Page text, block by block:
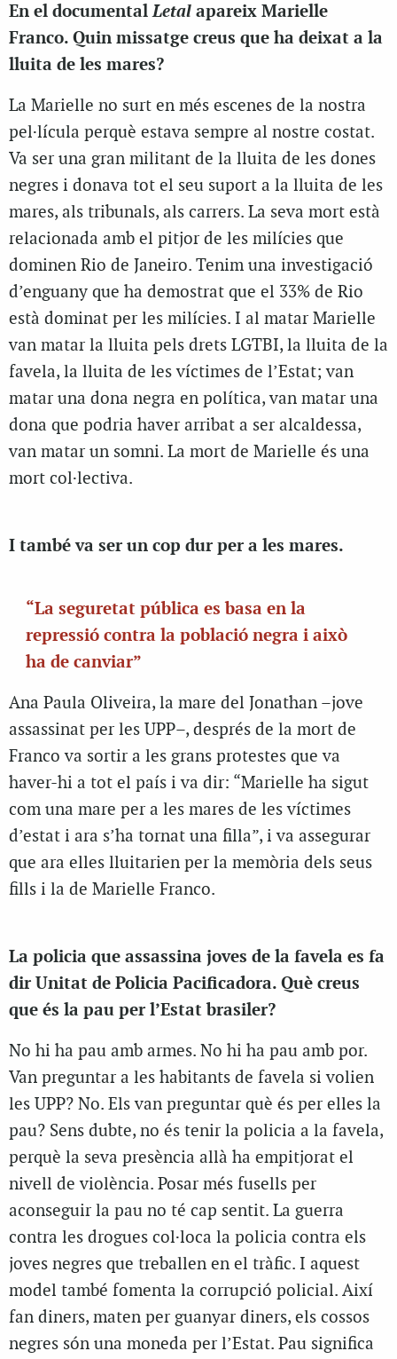
En el documentalLetal apareix Marielle
Franco. Quin missatge creus que ha deixat a la
lluita de les mares?
La Marielle no surt en més escenes de la nostra
pel·lícula perquè estava sempre al nostre costat.
Va ser una gran militant de la lluita de les dones
negres i donava tot el seu suport a la lluita de les
mares, als tribunals, als carrers. La seva mort està
relacionada amb el pitjor de les milícies que
dominen Rio de Janeiro. Tenim una investigació
d’enguany que ha demostrat que el 33% de Rio
està dominat per les milícies. I al matar Marielle
van matar la lluita pels drets LGTBI, la lluita de la
favela, la lluita de les víctimes de l’Estat; van
matar una dona negra en política, van matar una
dona que podria haver arribat a ser alcaldessa,
van matar un somni. La mort de Marielle és una
mort col·lectiva.
I també va ser un cop dur per a les mares.
“La seguretat pública es basa en la
repressió contra la població negra i això
ha de canviar”
Ana Paula Oliveira, la mare del Jonathan –jove
assassinat per les UPP–, després de la mort de
Franco va sortir a les grans protestes que va
haver-hi a tot el país i va dir: “Marielle ha sigut
com una mare per a les mares de les víctimes
d’estat i ara s’ha tornat una filla”, i va assegurar
que ara elles lluitarien per la memòria dels seus
fills i la de Marielle Franco.
La policia que assassina joves de la favela es fa
dir Unitat de Policia Pacificadora. Què creus
que és la pau per l’Estat brasiler?
No hi ha pau amb armes. No hi ha pau amb por.
Van preguntar a les habitants de favela si volien
les UPP? No. Els van preguntar què és per elles la
pau? Sens dubte, no és tenir la policia a la favela,
perquè la seva presència allà ha empitjorat el
nivell de violència. Posar més fusells per
aconseguir la pau no té cap sentit. La guerra
contra les drogues col·loca la policia contra els
joves negres que treballen en el tràfic. I aquest
model també fomenta la corrupció policial. Així
fan diners, maten per guanyar diners, els cossos
negres són una moneda per l’Estat. Pau significa